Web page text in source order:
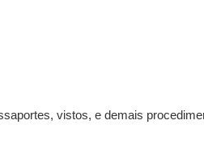
vistos, e demais